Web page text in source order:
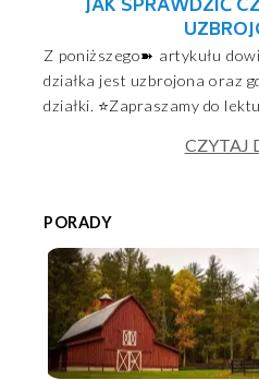
Z poniższego➽ artykułu
działka jest uzbrojona oraz
działki. ⭐Zapraszamy do
CZYTAJ
PORADY